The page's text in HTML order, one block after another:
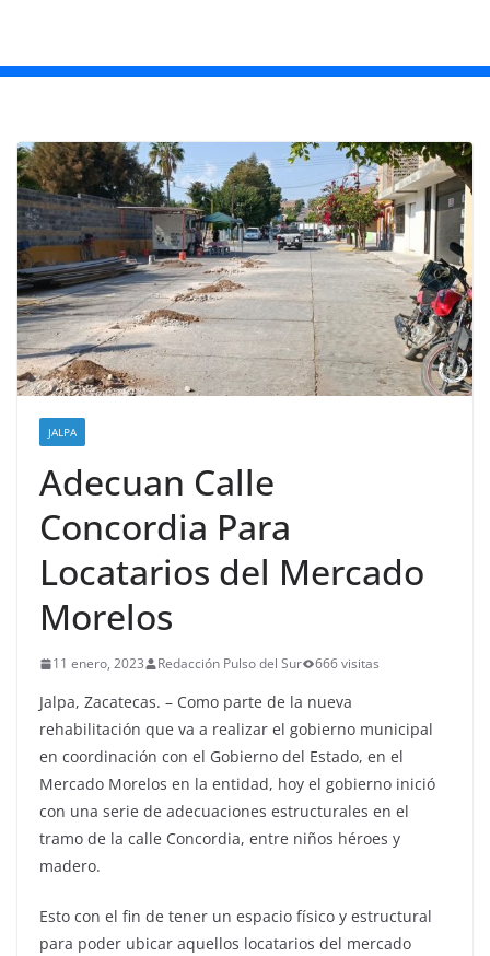
JALPA
Adecuan Calle
Concordia Para
Locatarios del Mercado
Morelos
11 enero, 2023 Redacción Pulso del Sur 666 visitas
Jalpa, Zacatecas. – Como parte de la nueva
rehabilitación que va a realizar el gobierno municipal
en coordinación con el Gobierno del Estado, en el
Mercado Morelos en la entidad, hoy el gobierno inició
con una serie de adecuaciones estructurales en el
tramo de la calle Concordia, entre niños héroes y
madero.
Esto con el fin de tener un espacio físico y estructural
para poder ubicar aquellos locatarios del mercado